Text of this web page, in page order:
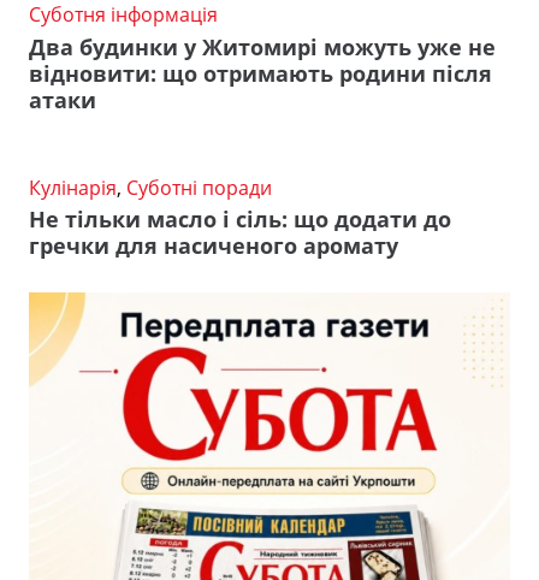
Суботня інформація
Два будинки у Житомирі можуть уже не
відновити: що отримають родини після
атаки
Кулінарія, Суботні поради
Не тільки масло і сіль: що додати до
гречки для насиченого аромату